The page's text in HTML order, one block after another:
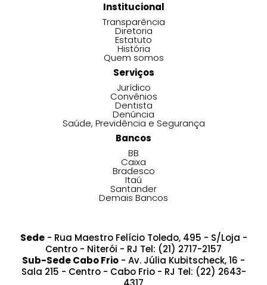
Institucional
Transparência
Diretoria
Estatuto
História
Quem somos
Serviços
Jurídico
Convênios
Dentista
Denúncia
Saúde, Previdência e Segurança
Bancos
BB
Caixa
Bradesco
Itaú
Santander
Demais Bancos
Sede- Rua Maestro Felício Toledo, 495 - S/Loja -
Centro - Niterói - RJ Tel: (21) 2717-2157
Sub-Sede Cabo Frio - Av. Júlia Kubitscheck, 16 -
Sala 215 - Centro - Cabo Frio - RJ Tel: (22) 2643-